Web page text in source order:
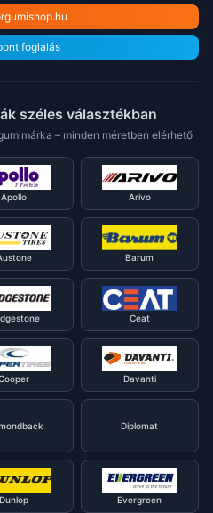
foglalás
széles választékban
– minden méretben elérhető
Apollo Arivo
Barum
Ceat
Davanti
Diplomat
Dunlop
Evergreen